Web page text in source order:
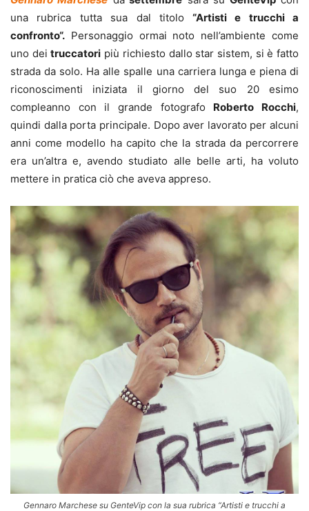
una rubrica tutta sua dal titolo “Artisti e trucchi a
confronto“. Personaggio ormai noto nell’ambiente come
uno deitruccatori più richiesto dallo star sistem, si è fatto
strada da solo. Ha alle spalle una carriera lunga e piena di
riconoscimenti iniziata il giorno del suo 20 esimo
compleanno con il grande fotografo Roberto Rocchi,
quindi dalla porta principale. Dopo aver lavorato per alcuni
anni come modello ha capito che la strada da percorrere
era un’altra e, avendo studiato alle belle arti, ha voluto
mettere in pratica ciò che aveva appreso.
Gennaro Marchese su GenteVip con la sua rubrica “Artisti e trucchi a